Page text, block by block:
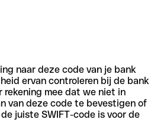
naar deze code van je bank
ervan controleren bij de bank
rekening mee dat we niet in
van deze code te bevestigen of
juiste SWIFT-code is voor de